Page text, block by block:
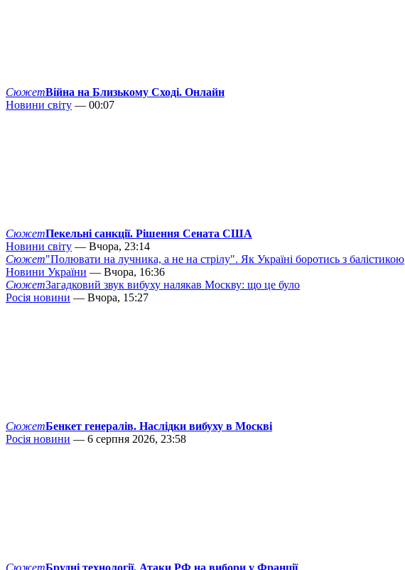
СюжетВійна на Близькому Сході. Онлайн
Новини світу — 00:07
СюжетПекельні санкції. Рішення Сената США
Новини світу — Вчора, 23:14
Сюжет"Полювати на лучника, а не на стрілу". Як Україні боротись з балістикою
Новини України — Вчора, 16:36
СюжетЗагадковий звук вибуху налякав Москву: що це було
Росія новини — Вчора, 15:27
СюжетБенкет генералів. Наслідки вибуху в Москві
Росія новини — 6 серпня 2026, 23:58